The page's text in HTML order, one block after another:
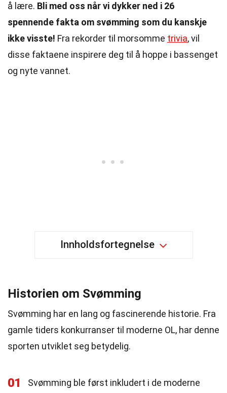
å lære. Bli med oss når vi dykker ned i 26
spennende fakta om svømming som du kanskje
ikke visste! Fra rekorder til morsomme trivia, vil
disse faktaene inspirere deg til å hoppe i bassenget
og nyte vannet.
Innholdsfortegnelse
Historien om Svømming
Svømming har en lang og fascinerende historie. Fra
gamle tiders konkurranser til moderne OL, har denne
sporten utviklet seg betydelig.
01
Svømming ble først inkludert i de moderne